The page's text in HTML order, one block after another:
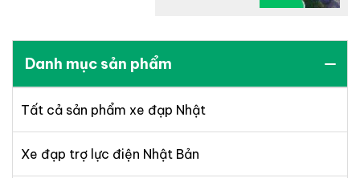
Danh mục sản phẩm
Tất cả sản phẩm xe đạp Nhật
Xe đạp trợ lực điện Nhật Bản